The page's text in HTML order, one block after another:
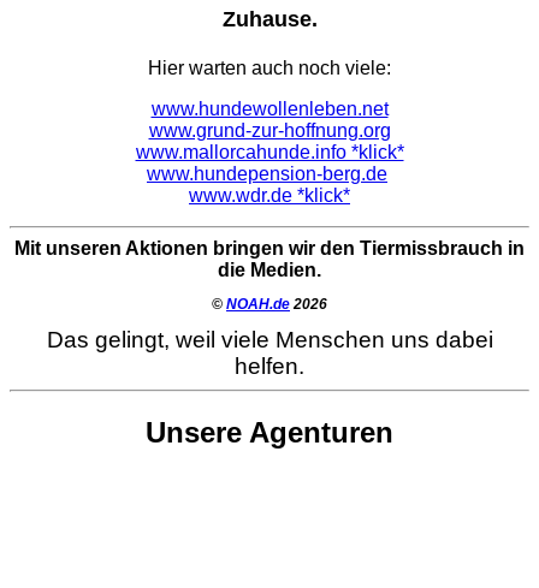
Zuhause.
Hier warten auch noch viele:
www.hundewollenleben.net
www.grund-zur-hoffnung.org
www.mallorcahunde.info *klick*
www.hundepension-berg.de
www.wdr.de *klick*
Mit unseren Aktionen bringen wir den Tiermissbrauch in
die Medien.
© NOAH.de 2026
Das gelingt, weil viele Menschen uns dabei
helfen.
Unsere Agenturen